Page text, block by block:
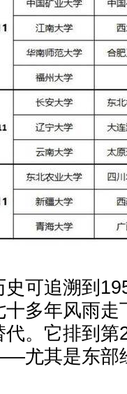
史可追溯到
十多年风雨
代。它排到
尤其是东部